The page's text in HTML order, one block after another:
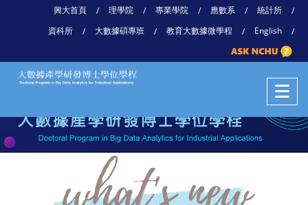
興大首頁 / 理學院 / 專業學院 / 應數系 / 統計所
/
資科所
/ 大數據碩專班 / 教育大數據微學程 / English /